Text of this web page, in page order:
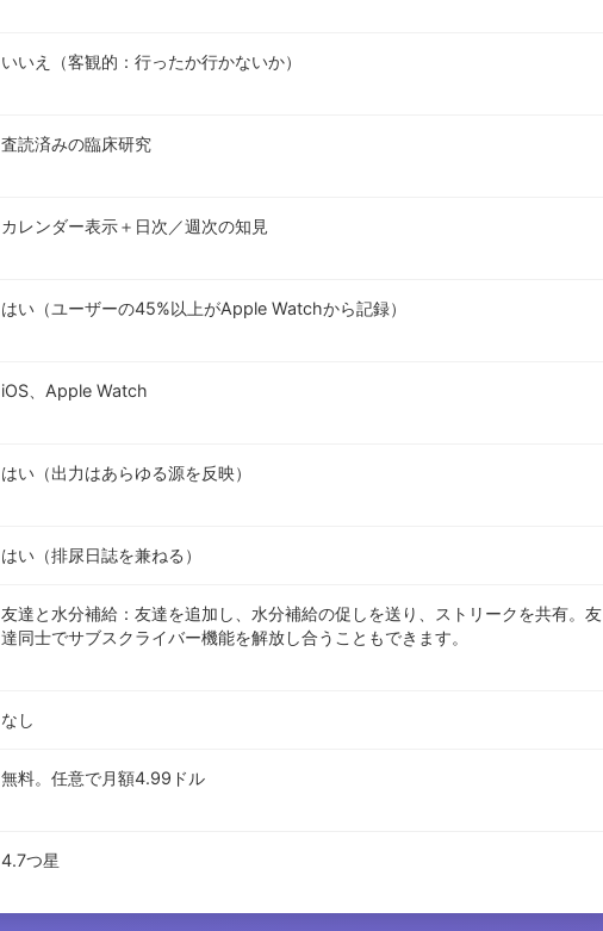
いいえ（客観的：行ったか行かないか）
査読済みの臨床研究
カレンダー表示＋日次／週次の知見
はい（ユーザーの45%以上がApple Watchから記録）
iOS、Apple Watch
はい（出力はあらゆる源を反映）
はい（排尿日誌を兼ねる）
友達と水分補給：友達を追加し、水分補給の促しを送り、ストリークを共有。友
達同士でサブスクライバー機能を解放し合うこともできます。
なし
無料。任意で月額4.99ドル
4.7つ星